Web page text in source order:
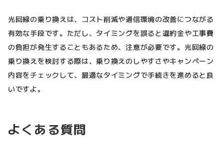
光回線の乗り換えは、コスト削減や通信環境の改善につながる
有効な手段です。ただし、タイミングを誤ると違約金や工事費
の負担が発生することもあるため、注意が必要です。光回線の
乗り換えを検討する際は、乗り換えのしやすさやキャンペーン
内容をチェックして、最適なタイミングで手続きを進めると良
いですよ。
よくある質問